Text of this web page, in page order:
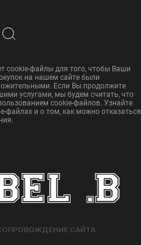
САЙТА
cookie-файлы для того, чтобы Ваши
на нашем сайте были
Если Вы продолжите
услугами, мы будем считать, что
cookie-файлов. Узнайте
файлах и о том, как можно отказаться
САЙТА